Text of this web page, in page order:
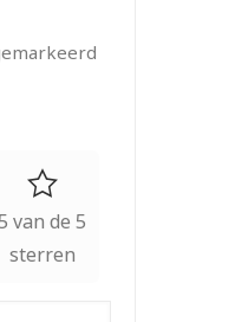
van de 5
sterren